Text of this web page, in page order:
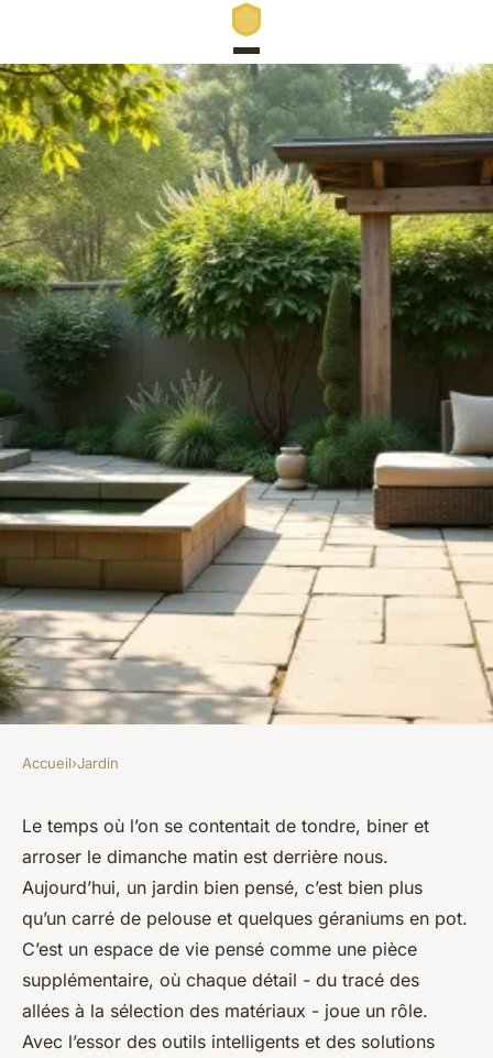
Optimisez votre espace avec
un aménagement de jardin
réfléchi
Arielle •25/05/2026 10:59 •9 min de lecture
Accueil›Jardin
Le temps où l’on se contentait de tondre, biner et
arroser le dimanche matin est derrière nous.
Aujourd’hui, un jardin bien pensé, c’est bien plus
qu’un carré de pelouse et quelques géraniums en pot.
C’est un espace de vie pensé comme une pièce
supplémentaire, où chaque détail - du tracé des
allées à la sélection des matériaux - joue un rôle.
Avec l’essor des outils intelligents et des solutions